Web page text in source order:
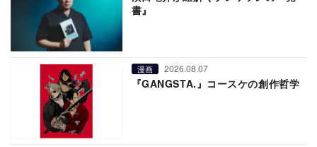
書』
漫画 2026.08.07
『GANGSTA.』コースケの創作哲学